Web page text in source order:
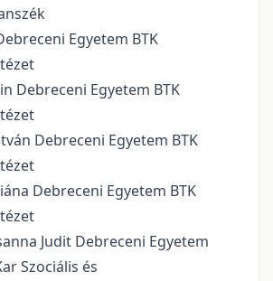
Egyetem BTK
Debreceni Egyetem BTK
Debreceni Egyetem BTK
Debreceni Egyetem BTK
Judit Debreceni Egyetem
Szociális és